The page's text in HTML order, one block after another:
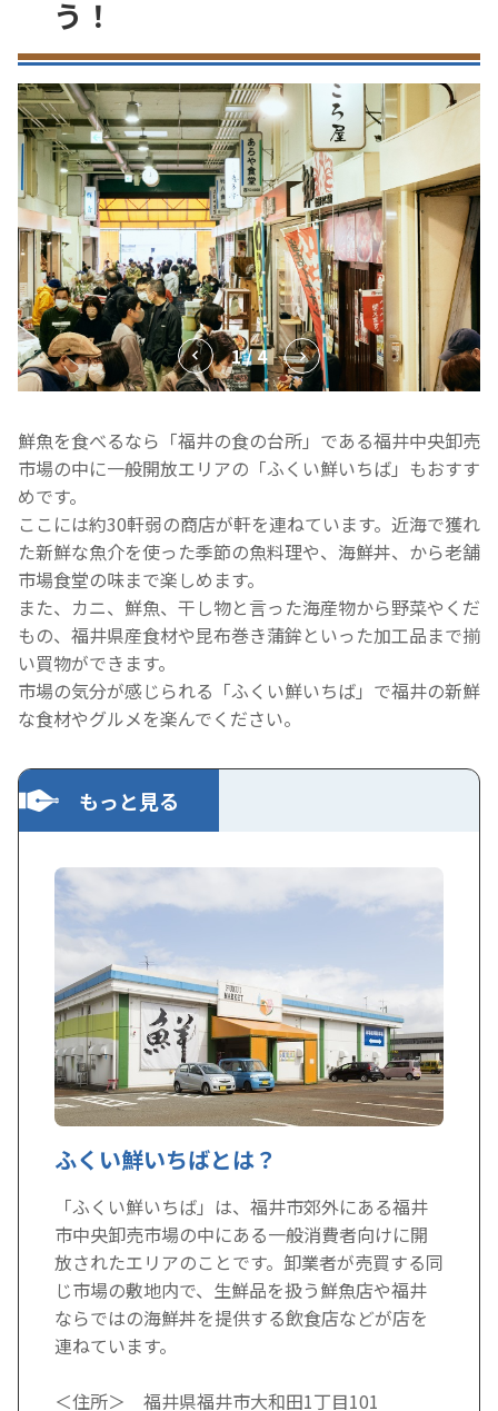
う！
1 / 4
鮮魚を食べるなら「福井の食の台所」である福井中央卸売
市場の中に一般開放エリアの「ふくい鮮いちば」もおすす
めです。
ここには約30軒弱の商店が軒を連ねています。近海で獲れ
た新鮮な魚介を使った季節の魚料理や、海鮮丼、から老舗
市場食堂の味まで楽しめます。
また、カニ、鮮魚、干し物と言った海産物から野菜やくだ
もの、福井県産食材や昆布巻き蒲鉾といった加工品まで揃
い買物ができます。
市場の気分が感じられる「ふくい鮮いちば」で福井の新鮮
な食材やグルメを楽んでください。
もっと見る
ふくい鮮いちばとは？
「ふくい鮮いちば」は、福井市郊外にある福井
市中央卸売市場の中にある一般消費者向けに開
放されたエリアのことです。卸業者が売買する同
じ市場の敷地内で、生鮮品を扱う鮮魚店や福井
ならではの海鮮丼を提供する飲食店などが店を
連ねています。
＜住所＞ 福井県福井市大和田1丁目101